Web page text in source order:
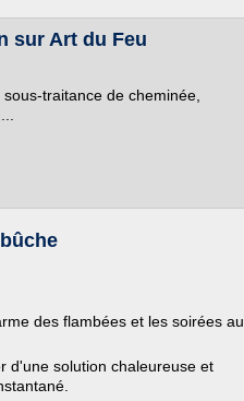
sur Art du Feu
traitance de cheminée,
des flambées et les soirées au
d'une solution chaleureuse et